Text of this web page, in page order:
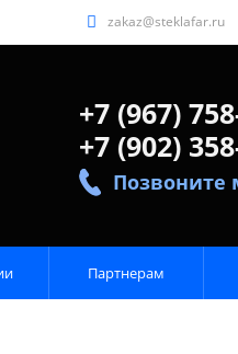
zakaz@steklafar.ru
+7 (967)
+7 (902)
Позвоните
Партнерам